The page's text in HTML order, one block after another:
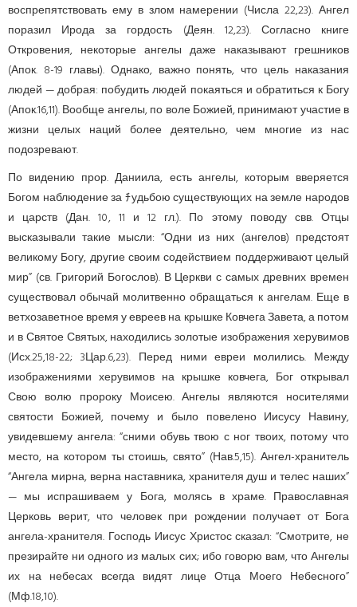
воспрепятствовать ему в злом намерении (Числа 22,23). Ангел
поразил Ирода за гордость (Деян. 12,23). Согласно книге
Откровения, некоторые ангелы даже наказывают грешников
(Апок. 8-19 главы). Однако, важно понять, что цель наказания
людей — добрая: побудить людей покаять­ся и обратиться к Богу
(Апок.16,11). Вообще ангелы, по воле Божией, принимают участие в
жизни целых наций более деятельно, чем многие из нас
подозревают.
По видению прор. Даниила, есть ангелы, которым вверяется
Богом наблюдение за ﾁудьбою существующих на земле народов
и царств (Дан. 10, 11 и 12 гл.). По этому поводу свв. Отцы
высказывали такие мысли: “Одни из них (ангелов) предстоят
великому Богу, другие своим содействием поддерживают целый
мир” (св. Григорий Богослов). В Церкви с самых древних времен
существовал обычай молитвенно обращаться к ангелам. Еще в
ветхозаветное время у евреев на крышке Ковчега Завета, а потом
и в Святое Святых, находились золотые изображения херувимов
(Исх.25,18-22; 3Цар.6,23). Перед ними евреи молились. Между
изображениями херувимов на крышке ковчега, Бог открывал
Свою волю пророку Моисею. Ангелы являются носителями
святости Божией, почему и было повелено Иисусу Навину,
увидевшему ангела: “сними обувь твою с ног твоих, потому что
место, на котором ты стоишь, свято” (Нав.5,15). Ангел-хранитель
“Ангела мирна, верна наставника, хранителя душ и телес наших”
— мы испрашиваем у Бога, молясь в храме. Православная
Церковь верит, что человек при рождении получает от Бога
ангела-хранителя. Господь Иисус Христос сказал: “Смотрите, не
презирайте ни одного из малых сих; ибо говорю вам, что Ангелы
их на небесах всегда видят лице Отца Моего Небесного”
(Мф.18,10).